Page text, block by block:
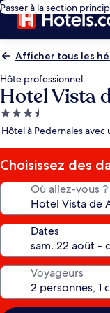
Passer à la section
Afficher tous les
Hôte professionnel
Hotel Vista
Hébergement
3.5 étoiles
Hôtel à Pedernales
Choisissez des
Où allez-vous ?
Dates
Voyageurs